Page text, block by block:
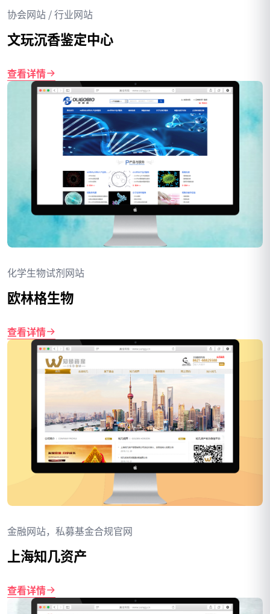
协会网站 / 行业网站
文玩沉香鉴定中心
查看详情
化学生物试剂网站
欧林格生物
查看详情
金融网站，私募基金合规官网
上海知几资产
查看详情